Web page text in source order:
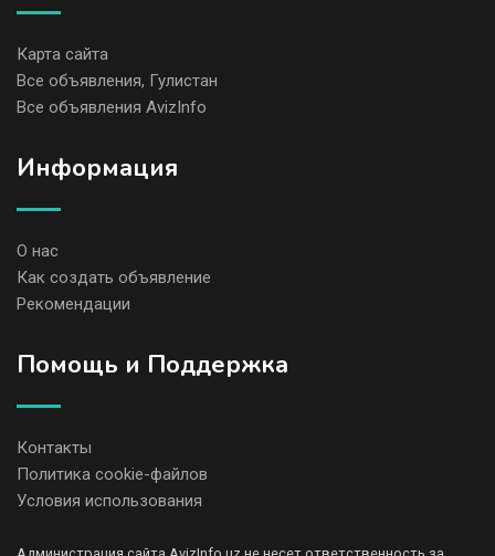
Карта сайта
Все объявления, Гулистан
Все объявления AvizInfo
Информация
О нас
Как создать объявление
Рекомендации
Помощь и Поддержка
Контакты
Политика cookie-файлов
Условия использования